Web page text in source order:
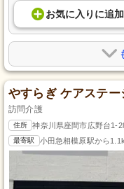
お気に入り に追加
やすらぎ ケアステー
訪問介護
住所 神奈川県座間市広野台1-
最寄駅 小田急相模原駅から